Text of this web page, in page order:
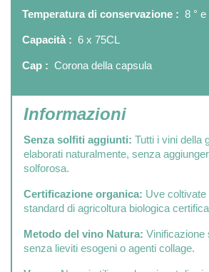
Temperatura di conservazione : 8 °
Capacità : 6 x 75CL
Cap : Corona della capsula
Informazioni
Senza solfiti aggiunti: Tutti i vini della
elaborati naturalmente, senza
solforosa.
Certificazione organica: Uve
standard di agricoltura biologica
Metodo del vino Natura: Vinificazione
senza lieviti esogeni o agenti collage.